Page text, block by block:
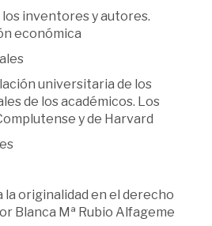
inventores y autores.
económica
universitaria de los
de los académicos. Los
y de Harvard
la originalidad en el derecho
Blanca Mª Rubio Alfageme